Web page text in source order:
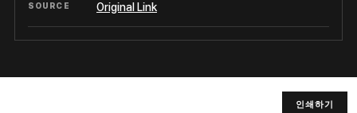
SOURCE Original Link
인쇄하기